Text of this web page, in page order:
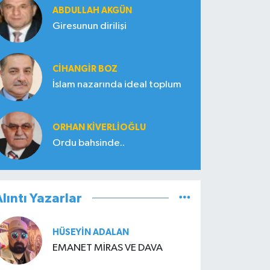
ABDULLAH AKGÜN
Giresunun dirilişi
CIHANGIR BOZ
İslam nazarında ideal toplum
ORHAN KIVERLIOĞLU
Ordu bahsinde..
Yazarlar
HÜSEYIN ADALAN
EMANET MİRAS VE DAVA